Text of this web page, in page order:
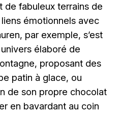
de fabuleux terrains de
émotionnels avec
par exemple, s’est
élaboré de
proposant des
patin à glace, ou
de son propre chocolat
en bavardant au coin